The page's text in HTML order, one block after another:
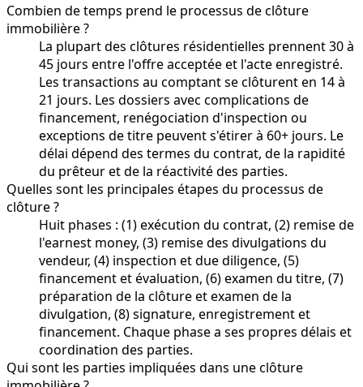
Combien de temps prend le processus de clôture
immobilière ?
La plupart des clôtures résidentielles prennent 30 à
45 jours entre l'offre acceptée et l'acte enregistré.
Les transactions au comptant se clôturent en 14 à
21 jours. Les dossiers avec complications de
financement, renégociation d'inspection ou
exceptions de titre peuvent s'étirer à 60+ jours. Le
délai dépend des termes du contrat, de la rapidité
du prêteur et de la réactivité des parties.
Quelles sont les principales étapes du processus de
clôture ?
Huit phases : (1) exécution du contrat, (2) remise de
l'earnest money, (3) remise des divulgations du
vendeur, (4) inspection et due diligence, (5)
financement et évaluation, (6) examen du titre, (7)
préparation de la clôture et examen de la
divulgation, (8) signature, enregistrement et
financement. Chaque phase a ses propres délais et
coordination des parties.
Qui sont les parties impliquées dans une clôture